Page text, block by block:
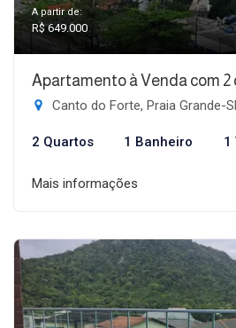
A partir de:
R$ 649.000
Apartamento à Venda com 2
Canto do Forte, Praia Grande-
2 Quartos 1 Banheiro 1
Mais informações